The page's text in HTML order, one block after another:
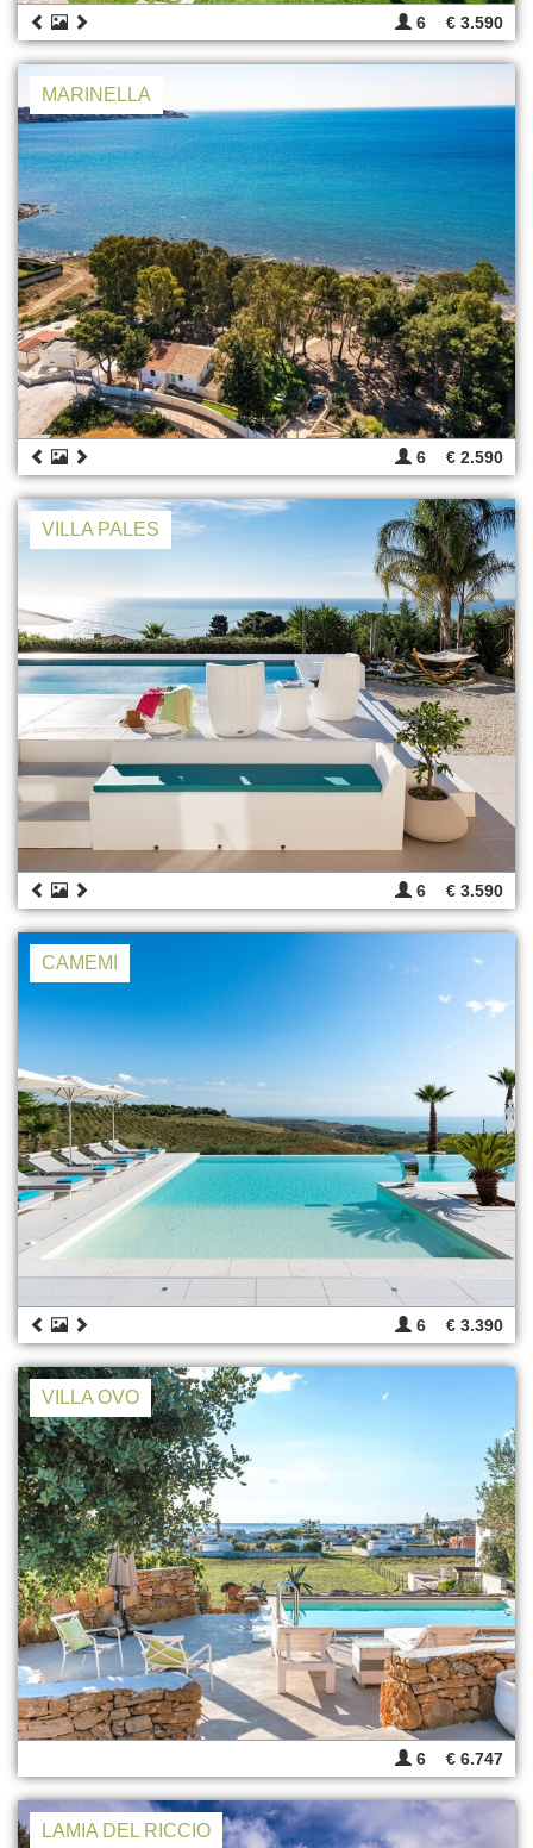
6 € 3.590
MARINELLA
6 € 2.590
VILLA PALES
6 € 3.590
CAMEMI
6 € 3.390
VILLA OVO
6 € 6.747
LAMIA DEL RICCIO